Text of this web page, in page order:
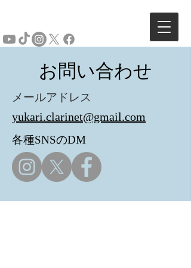
お問い合わせ
メールアドレス
yukari.clarinet@gmail.com
​各種SNSのDM